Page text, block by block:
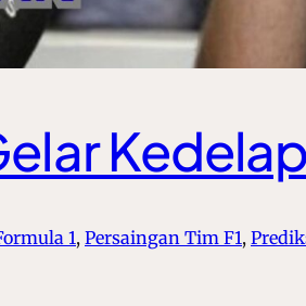
1, Persaingan Tim F1,